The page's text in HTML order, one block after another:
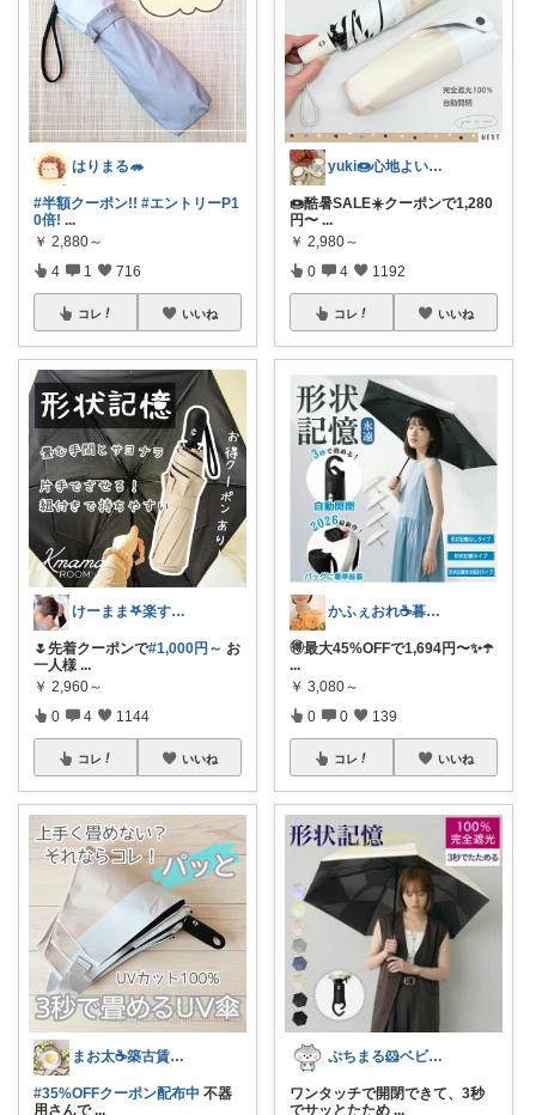
はりまる🦔
#半額クーポン!! #エントリーP1
0倍! ...
￥ 2,880～
4 1 716
コレ いいね
けーまま𖤐楽する家づくり☀︎*.｡
🌷先着クーポンで#1,000円～ お
一人様 ...
￥ 2,960～
0 4 1144
コレ いいね
まお太☕築古賃貸住まい元紅茶専門店のひと
#35%OFFクーポン配布中 不器
用さんで ...
yuki🍩心地よいものに囲まれて💛
🍩酷暑SALE☀️クーポンで1,280
円〜 ...
￥ 2,980～
0 4 1192
コレ いいね
かふぇおれ☕暮らしを整える便利グッズ🍀
🉐最大45%OFFで1,694円〜✨️☂️
...
￥ 3,080～
0 0 139
コレ いいね
ぷちまる🐹ベビー子供服♡
ワンタッチで開閉できて、3秒
でサッとたため ...